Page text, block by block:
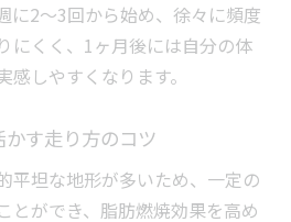
転車通勤に必要な注意点
気をつけたい交差点の安全
える実践的アイデア集
な運動コースに変える工夫
日を快適に始めるポイント
に2～3回から始め、徐々に頻度
にくく、1ヶ月後には自分の体
しやすくなります。
す走り方のコツ
平坦な地形が多いため、一定の
とができ、脂肪燃焼効果を高め